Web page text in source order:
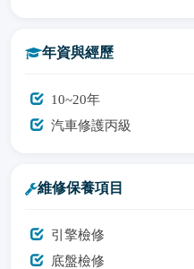
年資與經歷
10~20年
汽車修護丙級
維修保養項目
引擎檢修
底盤檢修